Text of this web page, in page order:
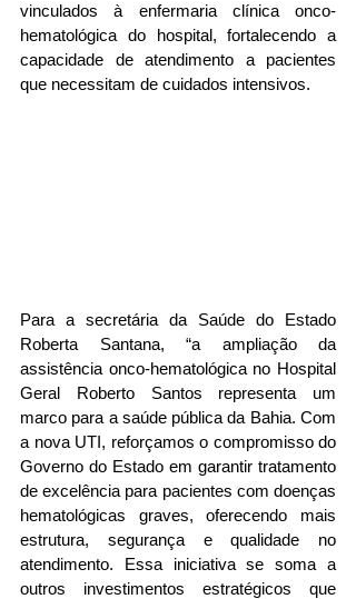
vinculados à enfermaria clínica onco-
hematológica do hospital, fortalecendo a
capacidade de atendimento a pacientes
que necessitam de cuidados intensivos.
Para a secretária da Saúde do Estado
Roberta Santana, “a ampliação da
assistência onco-hematológica no Hospital
Geral Roberto Santos representa um
marco para a saúde pública da Bahia. Com
a nova UTI, reforçamos o compromisso do
Governo do Estado em garantir tratamento
de excelência para pacientes com doenças
hematológicas graves, oferecendo mais
estrutura, segurança e qualidade no
atendimento. Essa iniciativa se soma a
outros investimentos estratégicos que